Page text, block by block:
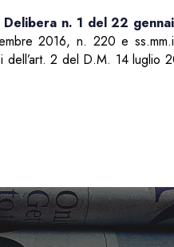
Delibera n. 1 del 22
2016, n. 220 e
dell’art. 2 del D.M. 14 luglio